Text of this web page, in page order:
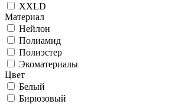
XXLD
Материал
Нейлон
Полиамид
Полиэстер
Экоматериалы
Цвет
Белый
Бирюзовый